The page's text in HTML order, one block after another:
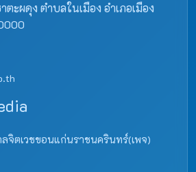
ะผดุง ตำบลในเมือง อำเภอเมือง
จิตเวชขอนแก่นราชนครินทร์(เพจ)